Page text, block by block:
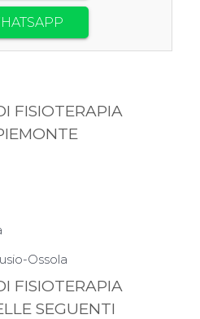
FISIOTERAPIA
Ossola
FISIOTERAPIA
SEGUENTI